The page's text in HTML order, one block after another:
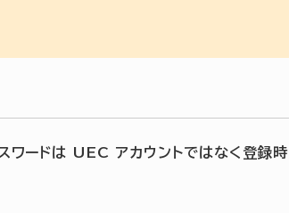
ワードは UEC アカウントではなく登録時